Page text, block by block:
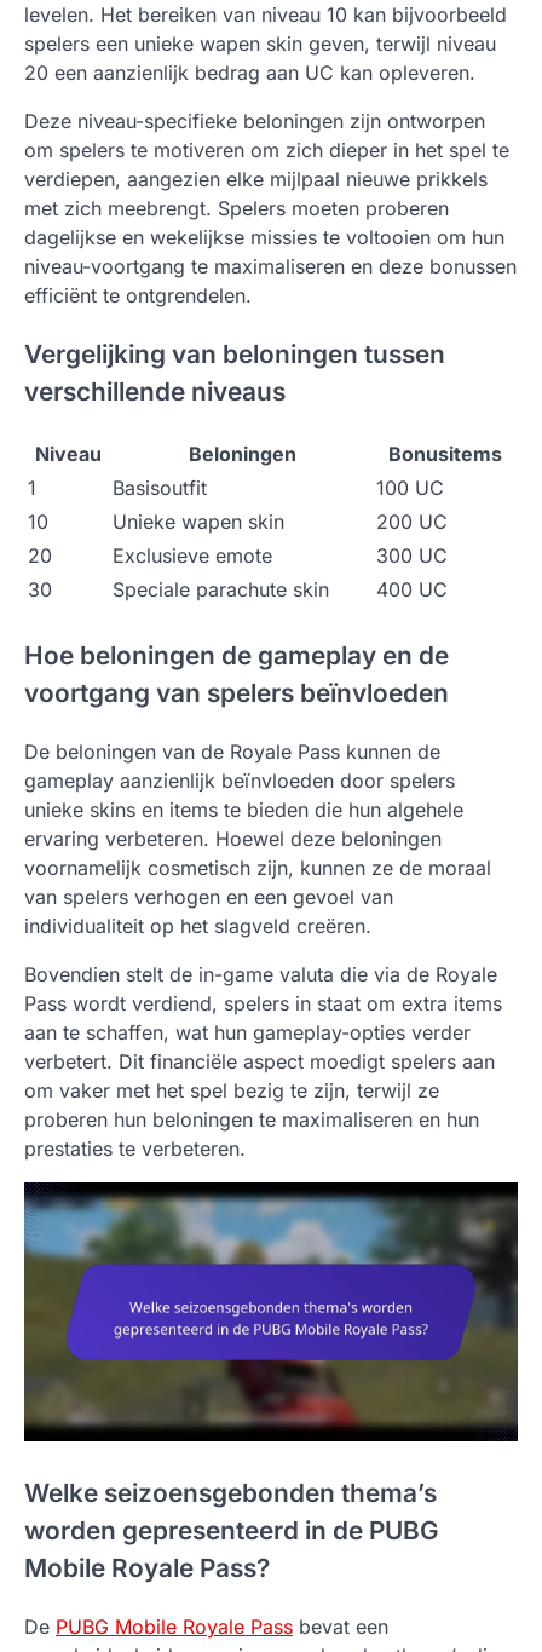
levelen. Het bereiken van niveau 10 kan bijvoorbeeld
spelers een unieke wapen skin geven, terwijl niveau
20 een aanzienlijk bedrag aan UC kan opleveren.
Deze niveau-specifieke beloningen zijn ontworpen
om spelers te motiveren om zich dieper in het spel te
verdiepen, aangezien elke mijlpaal nieuwe prikkels
met zich meebrengt. Spelers moeten proberen
dagelijkse en wekelijkse missies te voltooien om hun
niveau-voortgang te maximaliseren en deze bonussen
efficiënt te ontgrendelen.
Vergelijking van beloningen tussen
verschillende niveaus
Niveau Beloningen
Bonusitems
1
Basisoutfit
100 UC
10
Unieke wapen skin
200 UC
20
Exclusieve emote
300 UC
30
Speciale parachute skin 400 UC
Hoe beloningen de gameplay en de
voortgang van spelers beïnvloeden
De beloningen van de Royale Pass kunnen de
gameplay aanzienlijk beïnvloeden door spelers
unieke skins en items te bieden die hun algehele
ervaring verbeteren. Hoewel deze beloningen
voornamelijk cosmetisch zijn, kunnen ze de moraal
van spelers verhogen en een gevoel van
individualiteit op het slagveld creëren.
Bovendien stelt de in-game valuta die via de Royale
Pass wordt verdiend, spelers in staat om extra items
aan te schaffen, wat hun gameplay-opties verder
verbetert. Dit financiële aspect moedigt spelers aan
om vaker met het spel bezig te zijn, terwijl ze
proberen hun beloningen te maximaliseren en hun
prestaties te verbeteren.
Welke seizoensgebonden thema’s
worden gepresenteerd in de PUBG
Mobile Royale Pass?
De PUBG Mobile Royale Pass bevat een